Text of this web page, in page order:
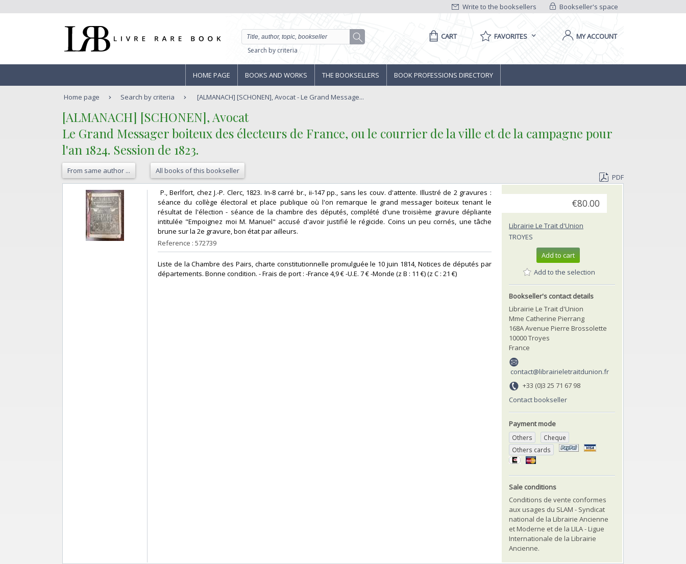
Bookseller's space
Write to the booksellers
Search by criteria
CART FAVORITES MY ACCOUNT
HOME PAGE BOOKS AND WORKS THE BOOKSELLERS BOOK PROFESSIONS DIRECTORY
Home page Search by criteria [ALMANACH] [SCHONEN], Avocat - Le Grand Message...
‎[ALMANACH] [SCHONEN], Avocat‎
‎Le Grand Messager boiteux des électeurs de France, ou le courrier de la ville et de la campagne pour
l'an 1824. Session de 1823.‎
From same author ... All books of this bookseller
PDF
‎ P., Berlfort, chez J.-P. Clerc, 1823. In-8 carré br., ii-147 pp., sans les couv. d'attente. Illustré de 2 gravures :
séance du collège électoral et place publique où l'on remarque le grand messager boiteux tenant le
résultat de l'élection - séance de la chambre des députés, complété d'une troisième gravure dépliante
intitulée "Empoignez moi M. Manuel" accusé d'avoir justifié le régicide. Coins un peu cornés, une tâche
brune sur la 2e gravure, bon état par ailleurs. ‎
Reference : 572739
‎Liste de la Chambre des Pairs, charte constitutionnelle promulguée le 10 juin 1814, Notices de députés par
départements. Bonne condition. - Frais de port : -France 4,9 € -U.E. 7 € -Monde (z B : 11 €) (z C : 21 €) ‎
€80.00
Librairie Le Trait d'Union
TROYES
Add to cart
Add to the selection
Bookseller's contact details
Librairie Le Trait d'Union
Mme Catherine Pierrang
168A Avenue Pierre Brossolette
10000 Troyes
France
contact@librairieletraitdunion.fr
+33 (0)3 25 71 67 98
Contact bookseller
Payment mode
Others
Cheque
Others cards
Sale conditions
Conditions de vente conformes
aux usages du SLAM - Syndicat
national de la Librairie Ancienne
et Moderne et de la LILA - Ligue
Internationale de la Librairie
Ancienne.